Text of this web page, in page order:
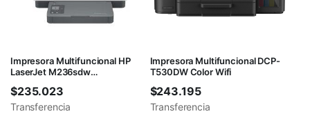
Impresora Multifuncional HP
LaserJet M236sdw
$235.023
Transferencia
Impresora Multifuncional DCP-
T530DW Color Wifi
$243.195
Transferencia